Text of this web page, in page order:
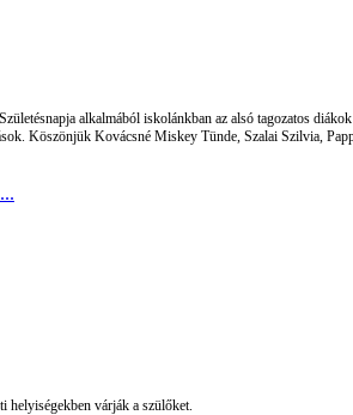
alkalmából iskolánkban az alsó tagozatos
Köszönjük Kovácsné Miskey Tünde, Szalai Szilvia,
helyiségekben várják a szülőket.